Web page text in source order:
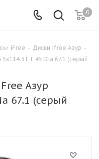
0
iFree - Диски ifree Азур -
ET 45 Dia 67.1 (серый
Азур
67.1 (серый